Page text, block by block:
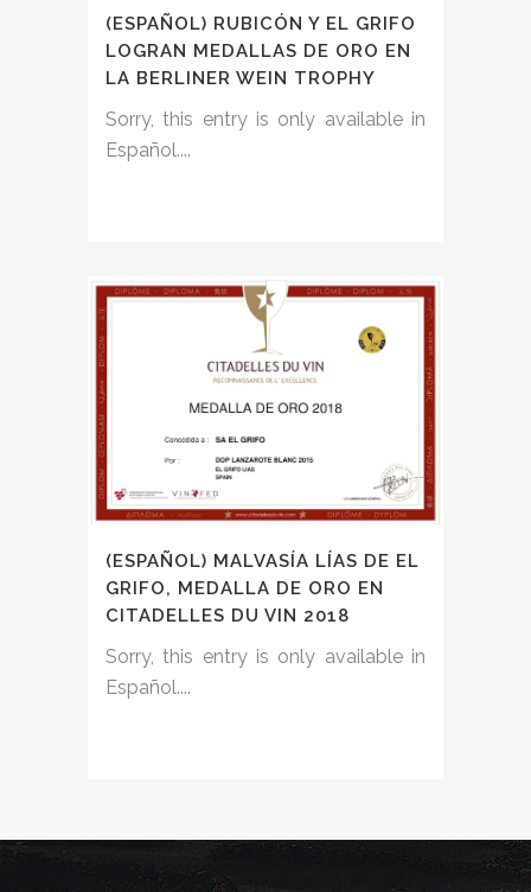
(ESPAÑOL) RUBICÓN Y EL GRIFO
LOGRAN MEDALLAS DE ORO EN
LA BERLINER WEIN TROPHY
Sorry, this entry is only available in
Español....
(ESPAÑOL) MALVASÍA LÍAS DE EL
GRIFO, MEDALLA DE ORO EN
CITADELLES DU VIN 2018
Sorry, this entry is only available in
Español....